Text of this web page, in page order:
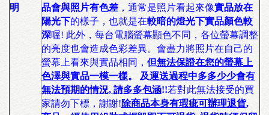
明
品會與照片有色差 ，通常是照片看起來像實品放在
陽光下的樣子，也就是在較暗的燈光下實品顏色較
深喔! 此外，每台電腦螢幕顯色不同，各位螢幕調整
的亮度也會造成色彩差異。會盡力將照片在自己的
螢幕上看來與實品相同， 但無法保證在您的螢幕上
色澤與實品一模一樣。 及運送過程中多多少少會有
無法預期的情況, 請多多包涵!!若對此無法接受的買
家請勿下標，謝謝!除商品本身有瑕疵可辦理退貨,